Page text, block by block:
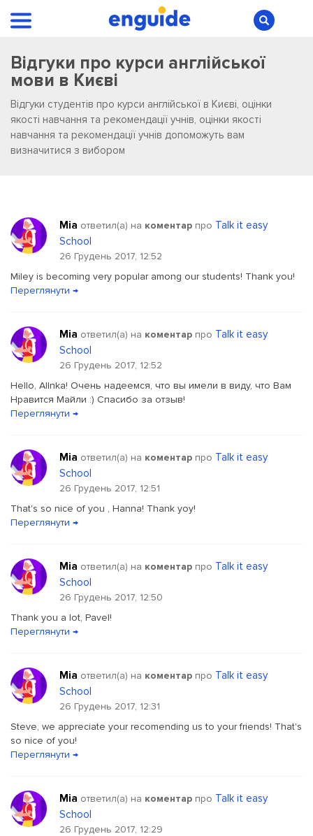
Відгуки про курси англійської
мови в Києві
Відгуки студентів про курси англійської в Києві, оцінки
якості навчання та рекомендації учнів, оцінки якості
навчання та рекомендації учнів допоможуть вам
визначитися з вибором
Mia ответил(a) на коментар про Talk it easy
School
26 Грудень 2017, 12:52
Miley is becoming very popular among our students! Thank you!
Переглянути →
Mia ответил(a) на коментар про Talk it easy
School
26 Грудень 2017, 12:52
Hello, AlInka! Очень надеемся, что вы имели в виду, что Вам
Нравится Майли :) Спасибо за отзыв!
Переглянути →
Mia ответил(a) на коментар про Talk it easy
School
26 Грудень 2017, 12:51
That's so nice of you , Hanna! Thank yoy!
Переглянути →
Mia ответил(a) на коментар про Talk it easy
School
26 Грудень 2017, 12:50
Thank you a lot, Pavel!
Переглянути →
Mia ответил(a) на коментар про Talk it easy
School
26 Грудень 2017, 12:31
Steve, we appreciate your recomending us to your friends! That's
so nice of you!
Переглянути →
Mia ответил(a) на коментар про Talk it easy
School
26 Грудень 2017, 12:29